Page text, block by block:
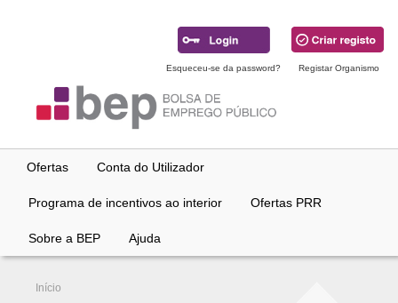
Esqueceu-se da password? Registar Organismo
Ofertas Conta do Utilizador
Programa de incentivos ao interior Ofertas PRR
Sobre a BEP Ajuda
Início